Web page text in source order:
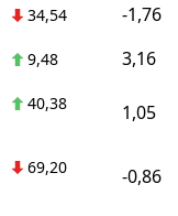
34,54 -1,76
9,48 3,16
40,38 1,05
69,20 -0,86